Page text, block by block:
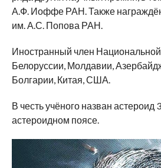
А.Ф. Иоффе РАН. Также
им. А.С. Попова РАН.
Иностранный член
Белоруссии, Молдавии,
Болгарии, Китая, США.
В честь учёного назван астероид
астероидном поясе.